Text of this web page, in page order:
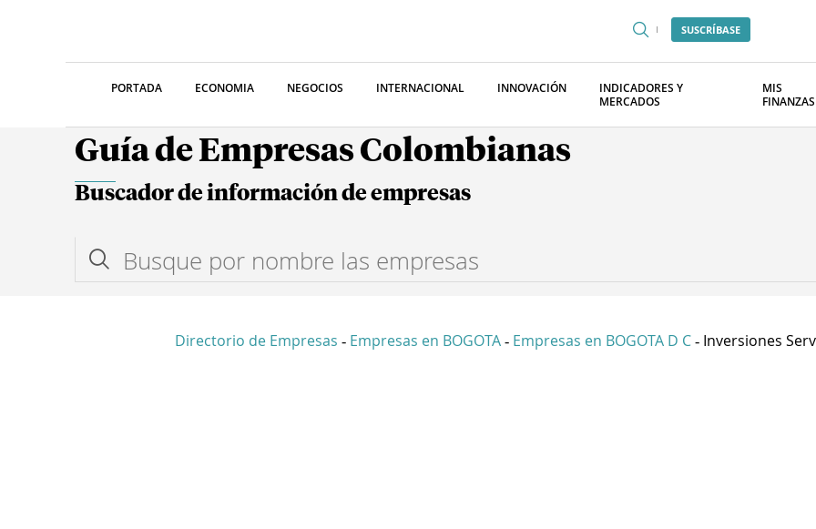
SUSCRÍBASE
PORTADA ECONOMIA NEGOCIOS INTERNACIONAL INNOVACIÓN
INDICADORES Y
MERCADOS
MIS
FINANZAS
Guía de Empresas Colombianas
Buscador de información de empresas
Directorio de Empresas - Empresas en BOGOTA - Empresas en BOGOTA D C - Inversiones